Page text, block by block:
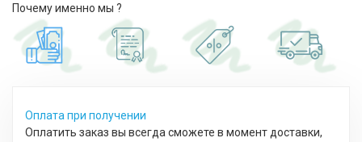
Почему именно мы ?
Оплата при получении
Оплатить заказ вы всегда сможете в момент доставки,